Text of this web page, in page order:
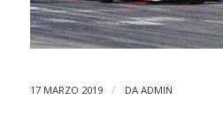
17 MARZO 2019 / DA ADMIN